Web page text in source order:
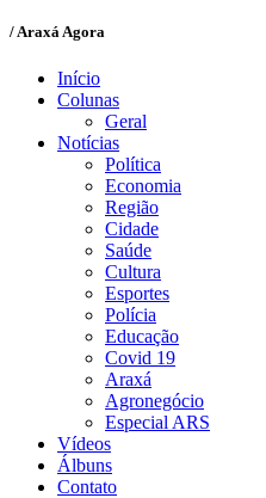
/ Araxá Agora
Início
Colunas
Geral
Notícias
Política
Economia
Região
Cidade
Saúde
Cultura
Esportes
Polícia
Educação
Covid 19
Araxá
Agronegócio
Especial ARS
Vídeos
Álbuns
Contato